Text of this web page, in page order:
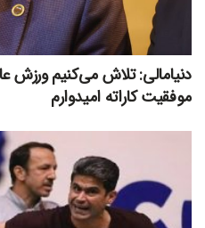
دنیامالی: تلاش می‌کنیم ورزش
موفقیت کاراته امیدوارم